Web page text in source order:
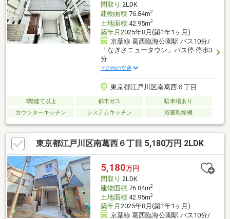
間取り 2LDK
建物面積76.84m2
土地面積42.95m2
築年月 2025年8月(築1年1ヶ月)
京葉線 葛西臨海公園駅 バス10分/
「なぎさニュータウン」バス停 停歩3
分
その他の交通
東京都江戸川区南葛西６丁目
3階建て以上 都市ガス
駐車場あり
カウンターキッチン
システムキッチン 浴室乾燥機
東京都江戸川区南葛西６丁目 5,180万円 2LDK
5,180万円
間取り 2LDK
建物面積76.84m2
土地面積42.95m2
築年月 2025年8月(築1年1ヶ月)
京葉線 葛西臨海公園駅 バス10分/